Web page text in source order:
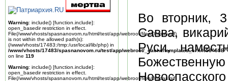
Во вторник,
Савва,
Руси,
Warning: include() [function.include]:
open_basedir restriction in effect.
File(/www/vhosts/spasnanovom.ru/html/test/app/webroot/files/0/spas.gif)
is not within the allowed path(s):
(/www/vhosts/17483:/tmp:/usr/local/lib/php) in
/www/vhosts/17483/spasnanovom.ru/test/app/webroot/_cache/templates_c/
on line 119
Warning: include() [function.include]:
open_basedir restriction in effect.
File(/www/vhosts/spasnanovom.ru/html/test/app/webroot/files/0/spas.gif)